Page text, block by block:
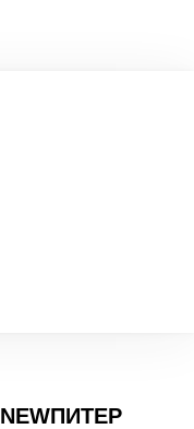
NEWПИТЕР